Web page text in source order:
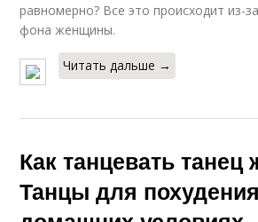
равномерно? Все это происходит из-
фона женщины.
Читать дальше →
Как танцевать танец
Танцы для